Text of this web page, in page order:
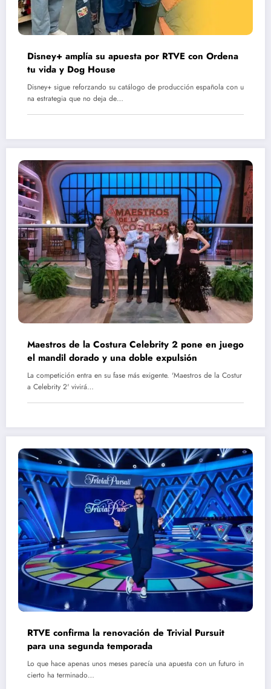
Disney+ amplía su apuesta por RTVE con Ordena
tu vida y Dog House
Disney+ sigue reforzando su catálogo de producción española con u
na estrategia que no deja de…
Maestros de la Costura Celebrity 2 pone en juego
el mandil dorado y una doble expulsión
La competición entra en su fase más exigente. 'Maestros de la Costur
a Celebrity 2' vivirá…
RTVE confirma la renovación de Trivial Pursuit
para una segunda temporada
Lo que hace apenas unos meses parecía una apuesta con un futuro in
cierto ha terminado…